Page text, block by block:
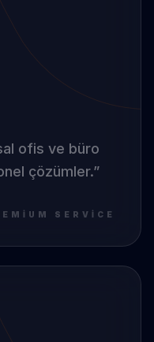
ofis ve büro
çözümler.”
SERVICE